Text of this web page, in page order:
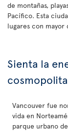
de montañas,
Pacífico. Esta
lugares con mayor
Sienta la
cosmopolita
Vancouver fue
vida en
parque urbano